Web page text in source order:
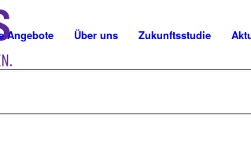
Angebote Über uns Zukunftsstudie